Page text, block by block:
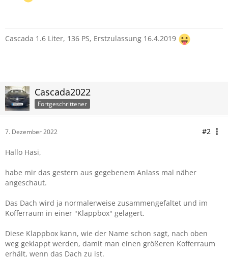
Cascada 1.6 Liter, 136 PS, Erstzulassung 16.4.2019
Cascada2022
Fortgeschrittener
7. Dezember 2022 #2
Hallo Hasi,
habe mir das gestern aus gegebenem Anlass mal näher
angeschaut.
Das Dach wird ja normalerweise zusammengefaltet und im
Kofferraum in einer "Klappbox" gelagert.
Diese Klappbox kann, wie der Name schon sagt, nach oben
weg geklappt werden, damit man einen größeren Kofferraum
erhält, wenn das Dach zu ist.